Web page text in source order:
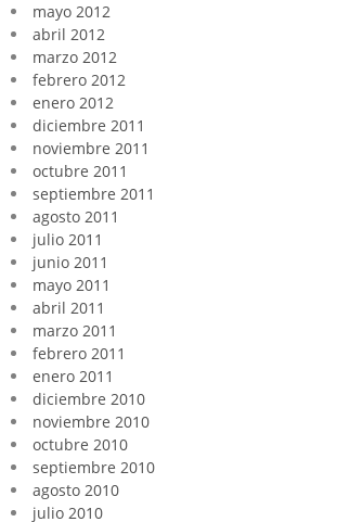
mayo 2012
abril 2012
marzo 2012
febrero 2012
enero 2012
diciembre 2011
noviembre 2011
octubre 2011
septiembre 2011
agosto 2011
julio 2011
junio 2011
mayo 2011
abril 2011
marzo 2011
febrero 2011
enero 2011
diciembre 2010
noviembre 2010
octubre 2010
septiembre 2010
agosto 2010
julio 2010